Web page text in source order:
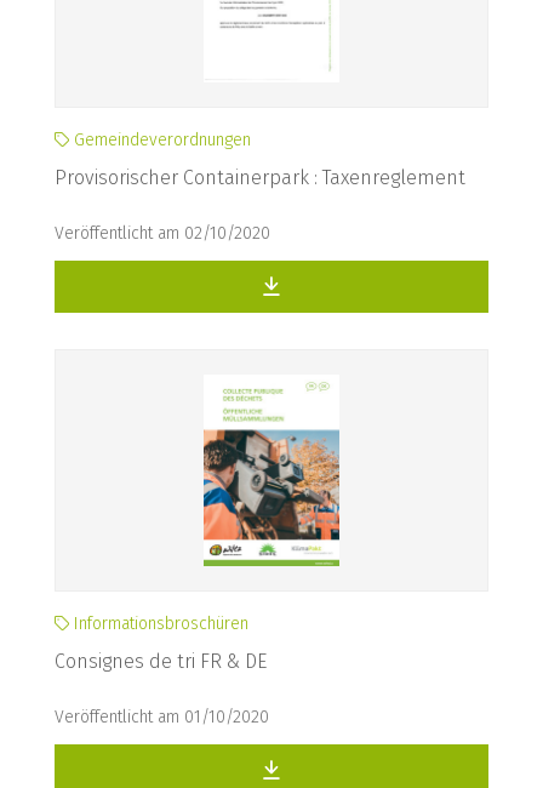
Gemeindeverordnungen
Provisorischer Containerpark : Taxenreglement
Veröffentlicht am 02/10/2020
Informationsbroschüren
Consignes de tri FR & DE
Veröffentlicht am 01/10/2020